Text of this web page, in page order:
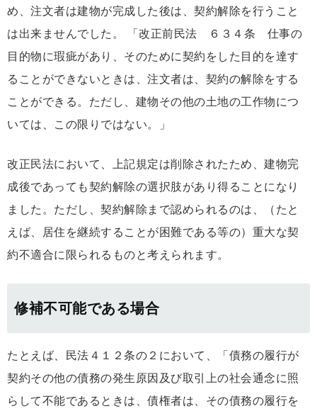
め、注文者は建物が完成した後は、契約解除を行うこと
は出来ませんでした。 「改正前民法 ６３４条 仕事の
目的物に瑕疵があり、そのために契約をした目的を達す
ることができないときは、注文者は、契約の解除をする
ことができる。ただし、建物その他の土地の工作物につ
いては、この限りではない。」
改正民法において、上記規定は削除されたため、建物完
成後であっても契約解除の選択肢があり得ることになり
ました。ただし、契約解除まで認められるのは、（たと
えば、居住を継続することが困難である等の）重大な契
約不適合に限られるものと考えられます。
修補不可能である場合
たとえば、民法４１２条の２において、「債務の履行が
契約その他の債務の発生原因及び取引上の社会通念に照
らして不能であるときは、債権者は、その債務の履行を